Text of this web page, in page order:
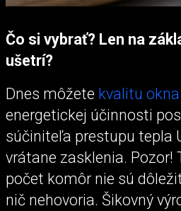
Čo si vybrať? Len na
ušetrí?
Dnes môžete kvalitu okna
energetickej účinnosti
súčiniteľa prestupu tepla
vrátane zasklenia. Pozor!
počet komôr nie sú
nič nehovoria. Šikovný